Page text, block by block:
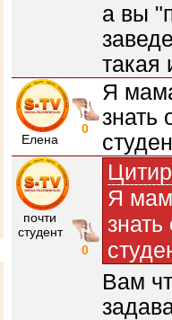
а вы
такая
Елена
0
Я
знать
почти
студент
0
Я
Вам